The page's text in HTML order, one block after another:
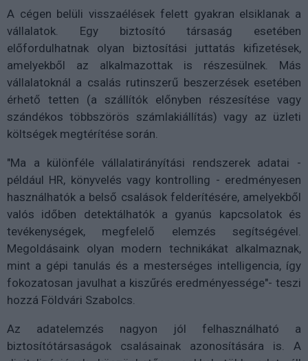
A cégen belüli visszaélések felett gyakran elsiklanak a
vállalatok. Egy biztosító társaság esetében
előfordulhatnak olyan biztosítási juttatás kifizetések,
amelyekből az alkalmazottak is részesülnek. Más
vállalatoknál a csalás rutinszerű beszerzések esetében
érhető tetten (a szállítók előnyben részesítése vagy
szándékos többszörös számlakiállítás) vagy az üzleti
költségek megtérítése során.
"Ma a különféle vállalatirányítási rendszerek adatai -
például HR, könyvelés vagy kontrolling - eredményesen
használhatók a belső csalások felderítésére, amelyekből
valós időben detektálhatók a gyanús kapcsolatok és
tevékenységek, megfelelő elemzés segítségével.
Megoldásaink olyan modern technikákat alkalmaznak,
mint a gépi tanulás és a mesterséges intelligencia, így
fokozatosan javulhat a kiszűrés eredményessége"- teszi
hozzá Földvári Szabolcs.
Az adatelemzés nagyon jól felhasználható a
biztosítótársaságok csalásainak azonosítására is. A